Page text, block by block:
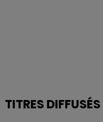
TITRES DIFFUSÉS